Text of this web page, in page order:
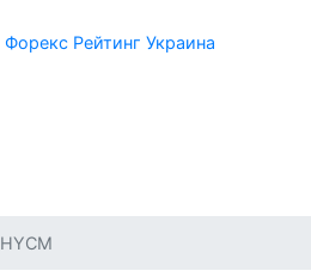
Форекс Рейтинг Украина
HYCM